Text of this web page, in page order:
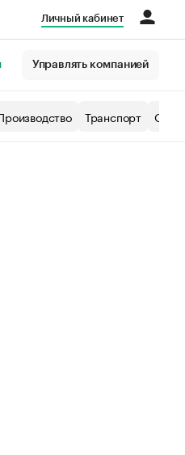
Личный кабинет
Управлять компанией
Транспорт